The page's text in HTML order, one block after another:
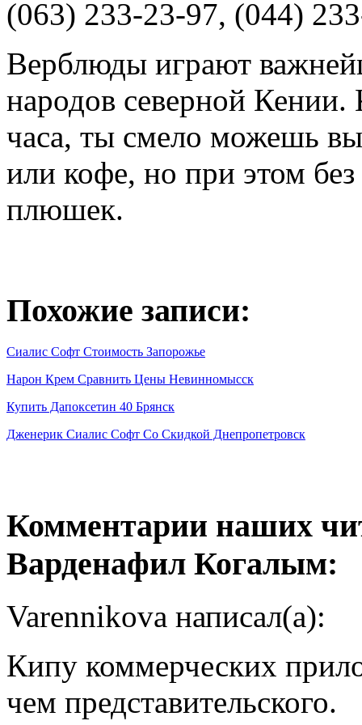
(063) 233-23-97, (044)
Верблюды играют
народов северной
часа, ты смело можешь
или кофе, но при этом
плюшек.
Похожие записи:
Сиалис Софт Стоимость Запорожье
Нарон Крем Сравнить Цены Невинномысск
Купить Дапоксетин 40 Брянск
Дженерик Сиалис Софт Со Скидкой Днепропетровск
Комментарии наших
Варденафил Когалым:
Varennikova написал(а):
Кипу коммерческих
чем представительского.